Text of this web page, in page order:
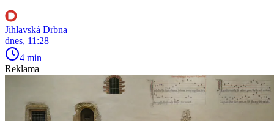
Jihlavská Drbna
dnes, 11:28
4 min
Reklama